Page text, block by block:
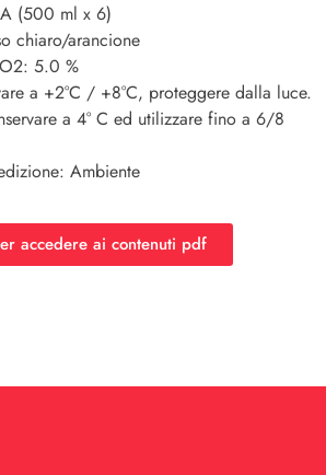
(500 ml x 6)
chiaro/arancione
5.0 %
a +2°C / +8°C, proteggere dalla luce.
a 4° C ed utilizzare fino a 6/8
Ambiente
accedere ai contenuti pdf